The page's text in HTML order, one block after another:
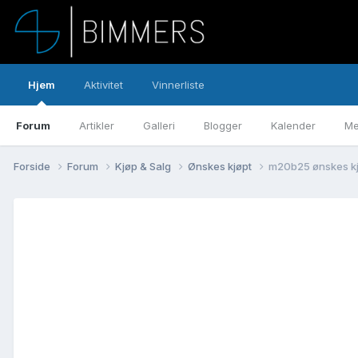
Hjem
Forum Artikler Galleri Blogger Kalender
Aktivitet Vinnerliste
Forside Forum Kjøp & Salg Ønskes kjøpt m20b25 ønskes